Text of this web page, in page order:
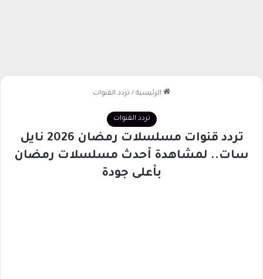
الرئيسية / تردد القنوات
تردد القنوات
تردد قنوات مسلسلات رمضان 2026 نايل
سات.. لمشاهدة أحدث مسلسلات رمضان
بأعلى جودة